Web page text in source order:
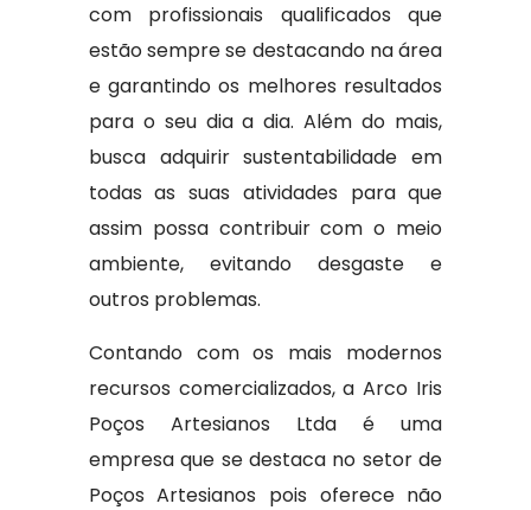
com profissionais qualificados que
estão sempre se destacando na área
e garantindo os melhores resultados
para o seu dia a dia. Além do mais,
busca adquirir sustentabilidade em
todas as suas atividades para que
assim possa contribuir com o meio
ambiente, evitando desgaste e
outros problemas.
Contando com os mais modernos
recursos comercializados, a Arco Iris
Poços Artesianos Ltda é uma
empresa que se destaca no setor de
Poços Artesianos pois oferece não